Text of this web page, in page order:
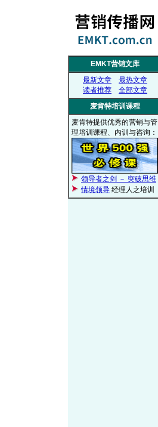
EMKT营销文库
最新文章
最热文章
读者推荐
全部文章
麦肯特培训课程
麦肯特提供优秀的营销与管
理培训课程、内训与咨询：
领导者之剑 － 突破思维
情境领导 经理人之培训